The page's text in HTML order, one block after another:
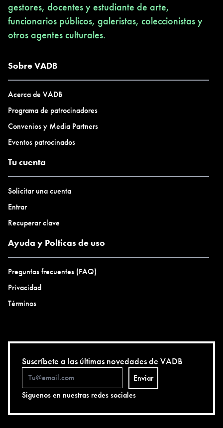
gestores, docentes y estudiante de arte,
funcionarios públicos, galeristas, coleccionistas y
otros agentes culturales.
Sobre VADB
Acerca de VADB
Programa de patrocinadores
Convenios y Media Partners
Eventos patrocinados
Tu cuenta
Solicitar una cuenta
Entrar
Recuperar clave
Ayuda y Polticas de uso
Preguntas frecuentes (FAQ)
Privacidad
Términos
Suscríbete a las últimas novedades de VADB
Enviar
Siguenos en nuestras redes sociales